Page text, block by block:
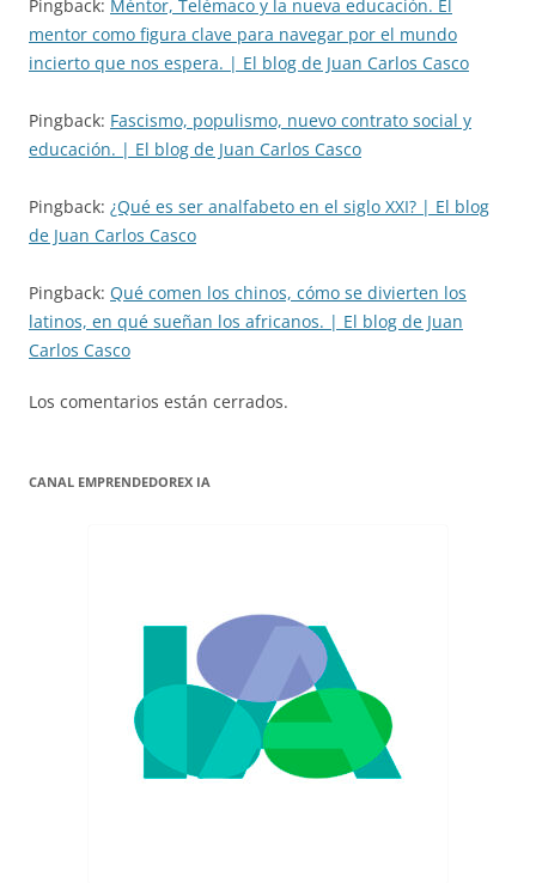
Pingback: Méntor, Telémaco y la nueva educación. El
mentor como figura clave para navegar por el mundo
incierto que nos espera. | El blog de Juan Carlos Casco
Pingback: Fascismo, populismo, nuevo contrato social y
educación. | El blog de Juan Carlos Casco
Pingback: ¿Qué es ser analfabeto en el siglo XXI? | El blog
de Juan Carlos Casco
Pingback: Qué comen los chinos, cómo se divierten los
latinos, en qué sueñan los africanos. | El blog de Juan
Carlos Casco
Los comentarios están cerrados.
CANAL EMPRENDEDOREX IA